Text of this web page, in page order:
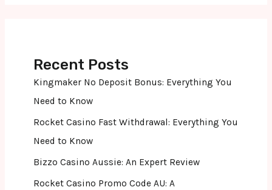
Recent Posts
Kingmaker No Deposit Bonus: Everything You
Need to Know
Rocket Casino Fast Withdrawal: Everything You
Need to Know
Bizzo Casino Aussie: An Expert Review
Rocket Casino Promo Code AU: A